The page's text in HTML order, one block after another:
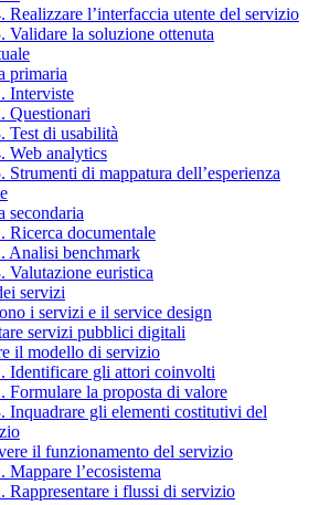
Realizzare l’interfaccia utente del servizio
Validare la soluzione ottenuta
primaria
Interviste
Questionari
Test di usabilità
Web analytics
Strumenti di mappatura dell’esperienza
secondaria
Ricerca documentale
Analisi benchmark
Valutazione euristica
servizi
i servizi e il service design
servizi pubblici digitali
il modello di servizio
Identificare gli attori coinvolti
Formulare la proposta di valore
Inquadrare gli elementi costitutivi del
il funzionamento del servizio
Mappare l’ecosistema
Rappresentare i flussi di servizio